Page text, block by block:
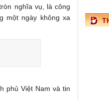
nghĩa vụ, là công
một ngày không xa
phủ Việt Nam và tin